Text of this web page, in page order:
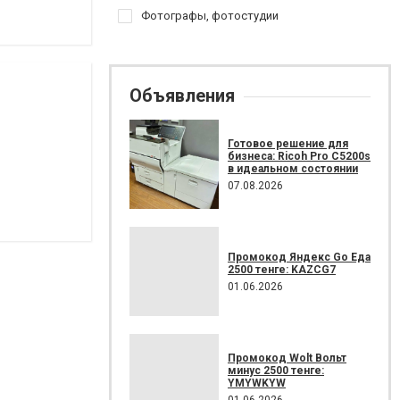
Фотографы, фотостудии
Объявления
Готовое решение для
бизнеса: Ricoh Pro C5200s
в идеальном состоянии
07.08.2026
Промокод Яндекс Go Еда
2500 тенге: KAZCG7
01.06.2026
Промокод Wolt Вольт
минус 2500 тенге:
YMYWKYW